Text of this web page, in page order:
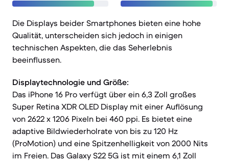
Die Displays beider Smartphones bieten eine hohe
Qualität, unterscheiden sich jedoch in einigen
technischen Aspekten, die das Seherlebnis
beeinflussen.
Displaytechnologie und Größe:
Das iPhone 16 Pro verfügt über ein 6,3 Zoll großes
Super Retina XDR OLED Display mit einer Auflösung
von 2622 x 1206 Pixeln bei 460 ppi. Es bietet eine
adaptive Bildwiederholrate von bis zu 120 Hz
(ProMotion) und eine Spitzenhelligkeit von 2000 Nits
im Freien. Das Galaxy S22 5G ist mit einem 6,1 Zoll